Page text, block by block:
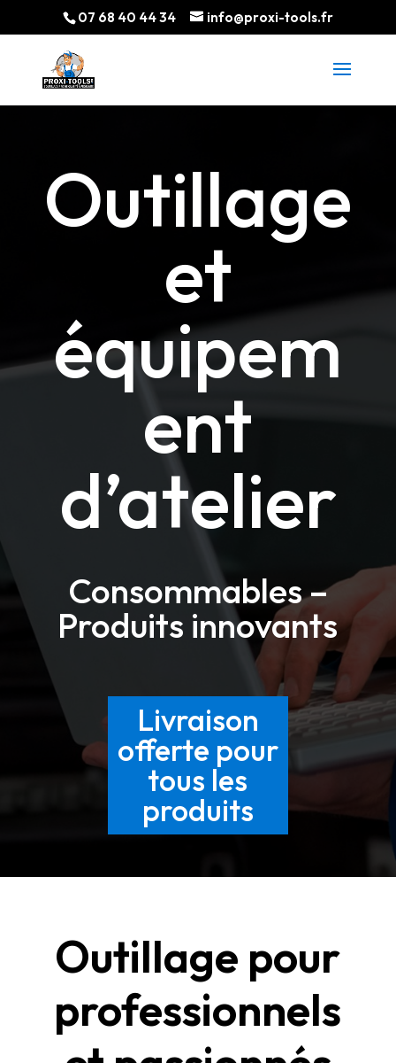
07 68 40 44 34 info@proxi-tools.fr
Outillage
et
équipem
ent
d’atelier
Consommables –
Produits innovants
Livraison
offerte pour
tous les
produits
Outillage pour
professionnels